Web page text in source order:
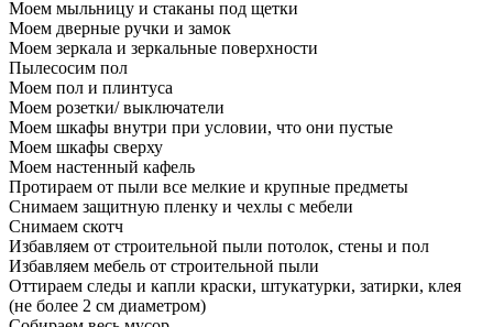
Моем мыльницу и стаканы под щетки
Моем дверные ручки и замок
Моем зеркала и зеркальные поверхности
Пылесосим пол
Моем пол и плинтуса
Моем розетки/ выключатели
Моем шкафы внутри при условии, что они пустые
Моем шкафы сверху
Моем настенный кафель
Протираем от пыли все мелкие и крупные предметы
Снимаем защитную пленку и чехлы с мебели
Снимаем скотч
Избавляем от строительной пыли потолок, стены и пол
Избавляем мебель от строительной пыли
Оттираем следы и капли краски, штукатурки, затирки, клея
(не более 2 см диаметром)